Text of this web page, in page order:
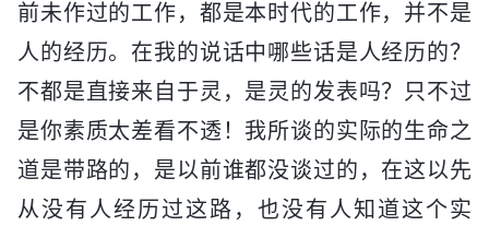
前未作过的工作，都是本时代的工作，并不是
人的经历。在我的说话中哪些话是人经历的？
不都是直接来自于灵，是灵的发表吗？只不过
是你素质太差看不透！我所谈的实际的生命之
道是带路的，是以前谁都没谈过的，在这以先
从没有人经历过这路，也没有人知道这个实